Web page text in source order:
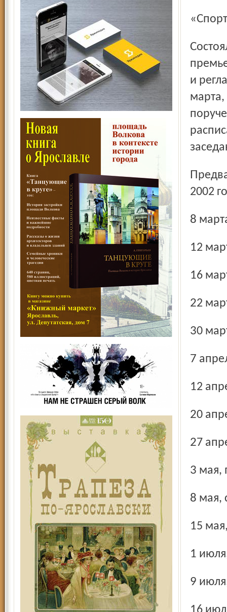
Состоялось общее собрание Российской футбольной
и
марта,
Предварительный календарь игр «Шинника» в сезоне
2002
8
12
16
22
30
7
12
20
27
3
8
15
1
9